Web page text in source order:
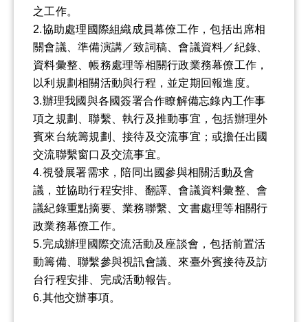
之工作。
2.協助處理國際組織成員幕僚工作，包括出席相
關會議、準備演講／致詞稿、會議資料／紀錄、
資料彙整、帳務處理等相關行政業務幕僚工作，
以利規劃相關活動與行程，並定期回報進度。
3.辦理我國與各國簽署合作瞭解備忘錄內工作事
項之規劃、聯繫、執行及推動事宜，包括辦理外
賓來台統籌規劃、接待及交流事宜；或擔任出國
交流聯繫窗口及交流事宜。
4.視發展署需求，陪同出國參與相關活動及會
議，並協助行程安排、翻譯、會議資料彙整、會
議紀錄重點摘要、業務聯繫、文書處理等相關行
政業務幕僚工作。
5.完成辦理國際交流活動及座談會，包括前置活
動籌備、聯繫參與視訊會議、來臺外賓接待及訪
台行程安排、完成活動報告。
6.其他交辦事項。